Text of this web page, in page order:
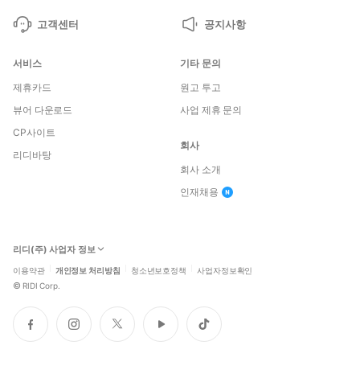
고객센터 공지사항
서비스
제휴카드
뷰어 다운로드
CP사이트
리디바탕
기타 문의
원고 투고
사업 제휴 문의
회사
회사 소개
인재채용
리디(주) 사업자 정보
이용약관 개인정보 처리방침 청소년보호정책 사업자정보확인
© RIDI Corp.
페
이
인
스
트
위
유
튜
틱
톡